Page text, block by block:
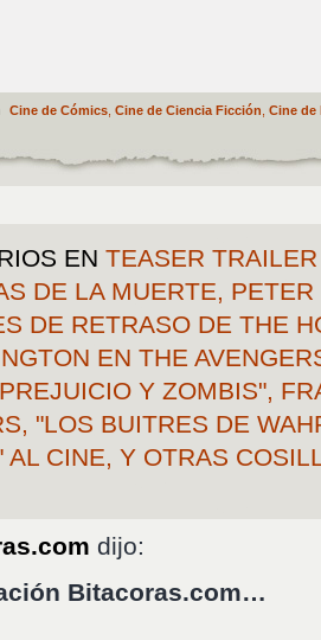
Cine de Cómics, Cine de Ciencia Ficción Cine de
EN TEASER
DE LA MUERTE,
DE RETRASO DE THE
EN THE
Y ZOMBIS",
"LOS BUITRES DE
AL CINE, Y OTRAS
dijo:
Bitacoras.com…